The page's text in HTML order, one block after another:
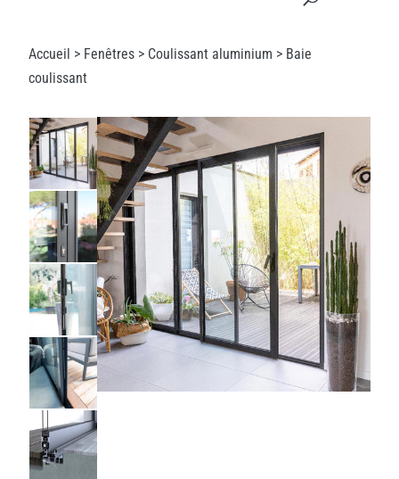
Accueil > Fenêtres > Coulissant aluminium > Baie
coulissant